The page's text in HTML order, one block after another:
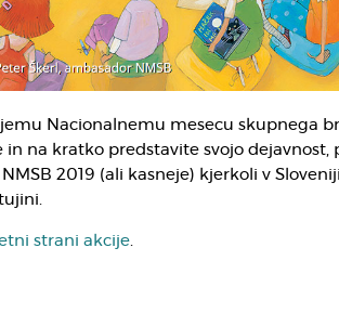
Nacionalnemu mesecu skupnega
in na kratko predstavite svojo dejavnost,
2019 (ali kasneje) kjerkoli v
strani akcije.